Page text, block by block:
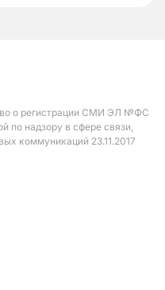
о регистрации СМИ ЭЛ №ФС
по надзору в сфере связи,
коммуникаций 23.11.2017